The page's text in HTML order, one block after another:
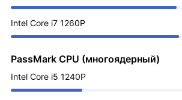
Intel Core i7 1260P
PassMark CPU (многоядерный)
Intel Core i5 1240P